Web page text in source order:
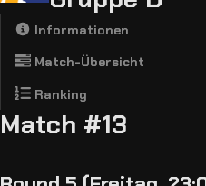
Informationen
Match-Übersicht
Ranking
Match #13